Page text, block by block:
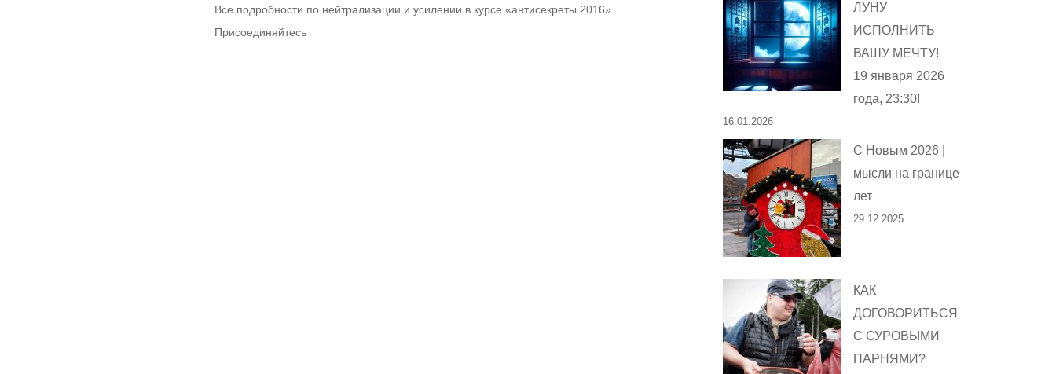
Все подробности по нейтрализации и усилении в курсе «антисекреты 2016».
Присоединяйтесь
ЛУНУ
ИСПОЛНИТЬ
ВАШУ МЕЧТУ!
19 января 2026
года, 23:30!
16.01.2026
С Новым 2026 |
мысли на границе
лет
29.12.2025
КАК
ДОГОВОРИТЬСЯ
С СУРОВЫМИ
ПАРНЯМИ?